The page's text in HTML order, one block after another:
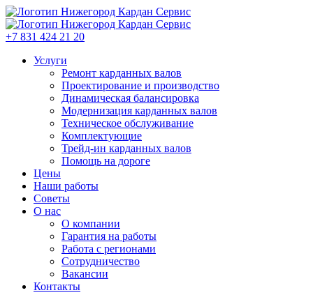
+7 831 424 21 20
Услуги
Ремонт карданных валов
Проектирование и производство
Динамическая балансировка
Модернизация карданных валов
Техническое обслуживание
Комплектующие
Трейд-ин карданных валов
Помощь на дороге
Цены
Наши работы
Советы
О нас
О компании
Гарантия на работы
Работа с регионами
Сотрудничество
Вакансии
Контакты